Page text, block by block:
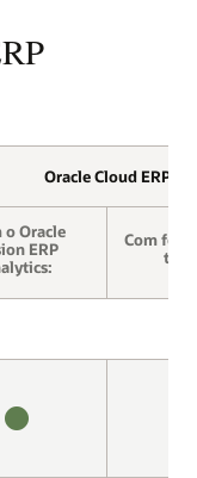
Oracle Cloud ERP
o Oracle
ERP
Com
Oracle Cloud ERP